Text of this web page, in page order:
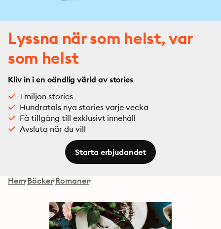
Lyssna när som helst, var
som helst
Kliv in i en oändlig värld av stories
1 miljon stories
Hundratals nya stories varje vecka
Få tillgång till exklusivt innehåll
Avsluta när du vill
Starta erbjudandet
Hem Böcker Romaner